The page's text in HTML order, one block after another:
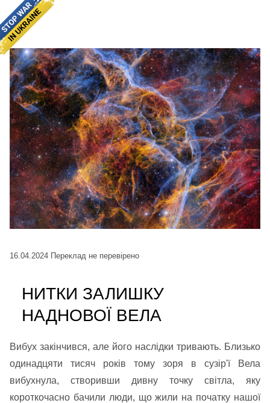
16.04.2024 Переклад не перевірено
НИТКИ ЗАЛИШКУ
НАДНОВОЇ ВЕЛА
Вибух закінчився, але його наслідки тривають. Близько
одинадцяти тисяч років тому зоря в сузір'ї Вела
вибухнула, створивши дивну точку світла, яку
короткочасно бачили люди, що жили на початку нашої